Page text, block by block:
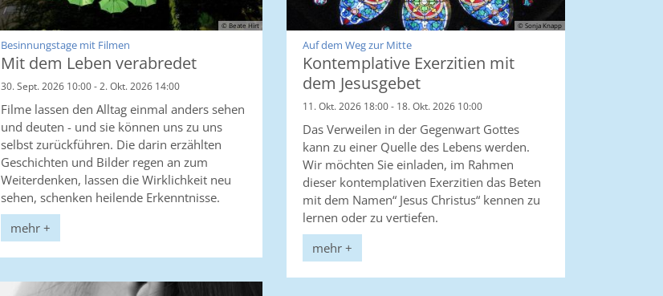
© Beate Hirt
Besinnungstage mit Filmen:
Mit dem Leben verabredet
30. Sept. 2026 10:00 - 2. Okt. 2026 14:00
Filme lassen den Alltag einmal anders sehen
und deuten - und sie können uns zu uns
selbst zurückführen. Die darin erzählten
Geschichten und Bilder regen an zum
Weiterdenken, lassen die Wirklichkeit neu
sehen, schenken heilende Erkenntnisse.
mehr +
© Sonja Knapp
Auf dem Weg zur Mitte:
Kontemplative Exerzitien mit
dem Jesusgebet
11. Okt. 2026 18:00 - 18. Okt. 2026 10:00
Das Verweilen in der Gegenwart Gottes
kann zu einer Quelle des Lebens werden.
Wir möchten Sie einladen, im Rahmen
dieser kontemplativen Exerzitien das Beten
mit dem Namen“ Jesus Christus“ kennen zu
lernen oder zu vertiefen.
mehr +